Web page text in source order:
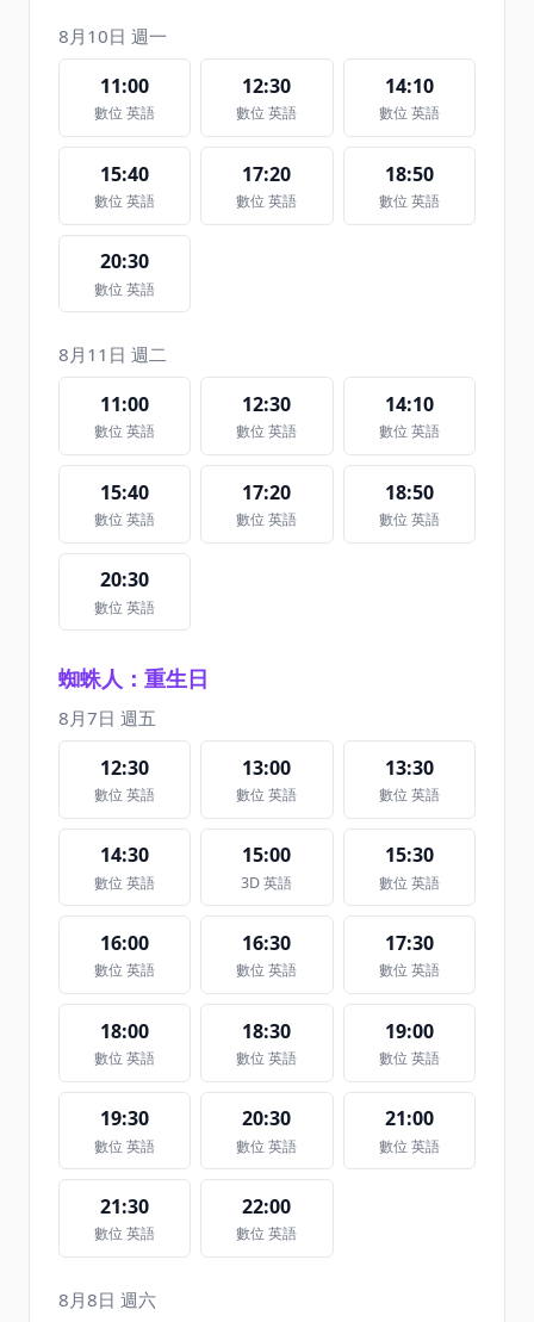
8月10日 週一
11:00
數位 英語
12:30
數位 英語
14:10
數位 英語
15:40
數位 英語
17:20
數位 英語
18:50
數位 英語
20:30
數位 英語
8月11日 週二
11:00
數位 英語
12:30
數位 英語
14:10
數位 英語
15:40
數位 英語
17:20
數位 英語
18:50
數位 英語
20:30
數位 英語
蜘蛛人：重生日
8月7日 週五
12:30
數位 英語
13:00
數位 英語
13:30
數位 英語
14:30
數位 英語
15:00
3D 英語
15:30
數位 英語
16:00
數位 英語
16:30
數位 英語
17:30
數位 英語
18:00
數位 英語
18:30
數位 英語
19:00
數位 英語
19:30
數位 英語
20:30
數位 英語
21:00
數位 英語
21:30
數位 英語
22:00
數位 英語
8月8日 週六